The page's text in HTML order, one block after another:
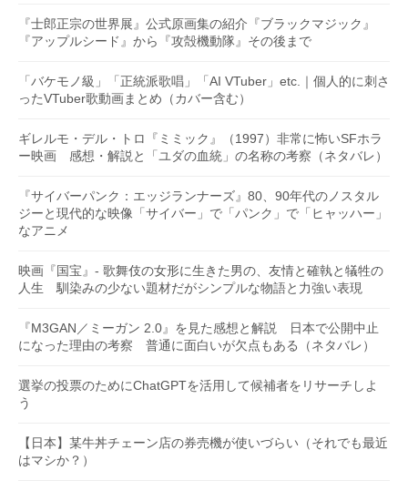
『士郎正宗の世界展』公式原画集の紹介『ブラックマジック』
『アップルシード』から『攻殻機動隊』その後まで
「バケモノ級」「正統派歌唱」「AI VTuber」etc.｜個人的に刺さ
ったVTuber歌動画まとめ（カバー含む）
ギレルモ・デル・トロ『ミミック』（1997）非常に怖いSFホラ
ー映画 感想・解説と「ユダの血統」の名称の考察（ネタバレ）
『サイバーパンク：エッジランナーズ』80、90年代のノスタル
ジーと現代的な映像「サイバー」で「パンク」で「ヒャッハー」
なアニメ
映画『国宝』- 歌舞伎の女形に生きた男の、友情と確執と犠牲の
人生 馴染みの少ない題材だがシンプルな物語と力強い表現
『M3GAN／ミーガン 2.0』を見た感想と解説 日本で公開中止
になった理由の考察 普通に面白いが欠点もある（ネタバレ）
選挙の投票のためにChatGPTを活用して候補者をリサーチしよ
う
【日本】某牛丼チェーン店の券売機が使いづらい（それでも最近
はマシか？）